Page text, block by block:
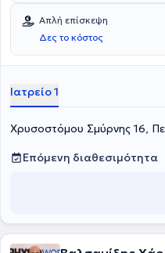
Αθηνών "Ευαγγελισμός" -
Αττικής "Σισμανόγλειο" και το
έχει δημοσιεύσει πολλαπλές
ενεργά στην έρευνα και την
Απλή επίσκεψη
Δες το κόστος
Ιατρείο 1
Χρυσοστόμου Σμύρνης 16,
Επόμενη διαθεσιμότητα